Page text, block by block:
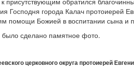
Господня города Калач протоиерей
помощи Божией в воспитании сына и
сделано памятное фото.
церковного округа протоиерей